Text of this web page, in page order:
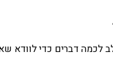
לב לכמה דברים כדי